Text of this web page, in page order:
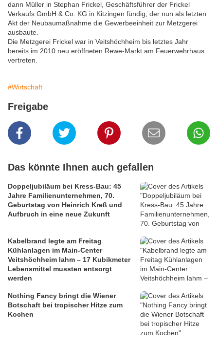
dann Müller in Stephan Frickel, Geschäftsführer der Frickel
Verkaufs GmbH & Co. KG in Kitzingen fündig, der nun als letzten
Akt der Neubaumaßnahme die Gewerbeeinheit zur Metzgerei
ausbaute.
Die Metzgerei Frickel war in Veitshöchheim bis letztes Jahr
bereits im 2010 neu eröffneten Rewe-Markt am Feuerwehrhaus
vertreten.
#Wirtschaft
Freigabe
Das könnte Ihnen auch gefallen
Doppeljubiläum bei Kress-Bau: 45
Jahre Familienunternehmen, 70.
Geburtstag von Heinrich Kreß und
Aufbruch in eine neue Zukunft
Kabelbrand legte am Freitag
Kühlanlagen im Main-Center
Veitshöchheim lahm – 17 Kubikmeter
Lebensmittel mussten entsorgt
werden
Nothing Fancy bringt die Wiener
Botschaft bei tropischer Hitze zum
Kochen